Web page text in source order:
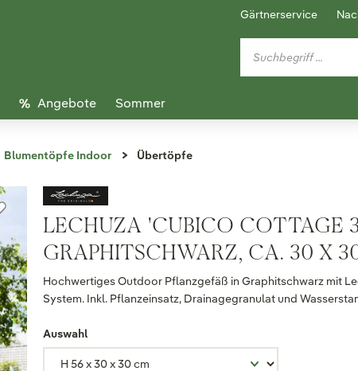
Gärtnerservice
Angebote Sommer
Blumentöpfe Indoor Übertöpfe
LECHUZA 'CUBICO COTTAGE
GRAPHITSCHWARZ, CA. 30 X
Hochwertiges Outdoor Pflanzgefäß in Graphitschwarz mit
System. Inkl. Pflanzeinsatz, Drainagegranulat und
Auswahl